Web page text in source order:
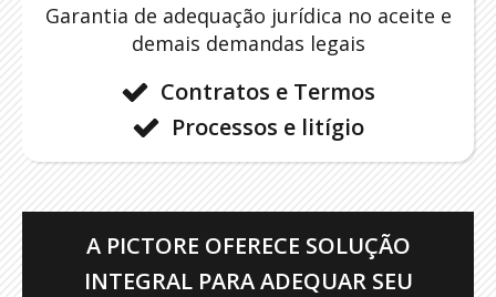
Garantia de adequação jurídica no aceite e
demais demandas legais
Contratos e Termos
Processos e litígio
A PICTORE OFERECE SOLUÇÃO
INTEGRAL PARA ADEQUAR SEU